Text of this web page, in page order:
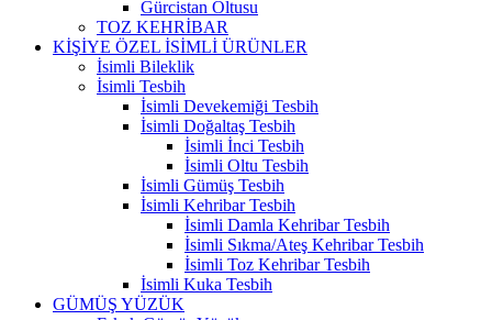
Gürcistan Oltusu
TOZ KEHRİBAR
KİŞİYE ÖZEL İSİMLİ ÜRÜNLER
İsimli Bileklik
İsimli Tesbih
İsimli Devekemiği Tesbih
İsimli Doğaltaş Tesbih
İsimli İnci Tesbih
İsimli Oltu Tesbih
İsimli Gümüş Tesbih
İsimli Kehribar Tesbih
İsimli Damla Kehribar Tesbih
İsimli Sıkma/Ateş Kehribar Tesbih
İsimli Toz Kehribar Tesbih
İsimli Kuka Tesbih
GÜMÜŞ YÜZÜK